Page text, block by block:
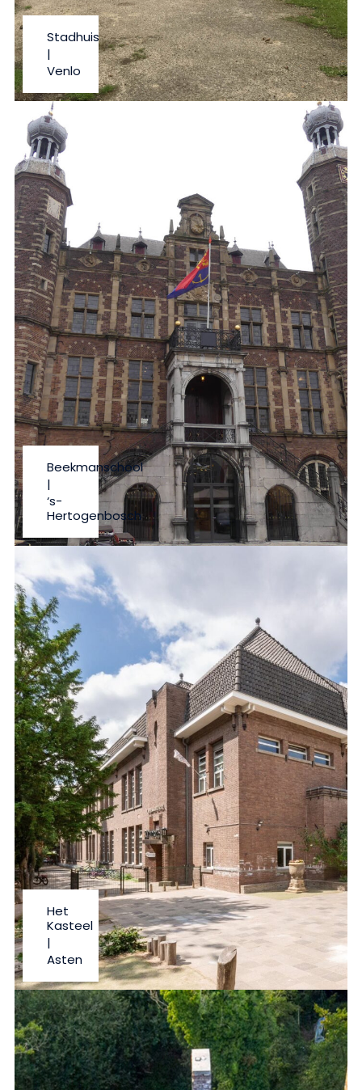
Stadhuis
|
Venlo
Beekmanschool
|
‘s-
Hertogenbosch
Het
Kasteel
|
Asten